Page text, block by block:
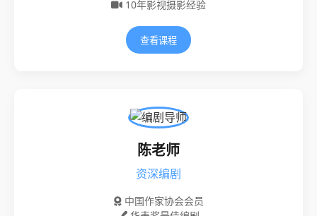
10年影视摄影经验
查看课程
陈老师
资深编剧
中国作家协会会员